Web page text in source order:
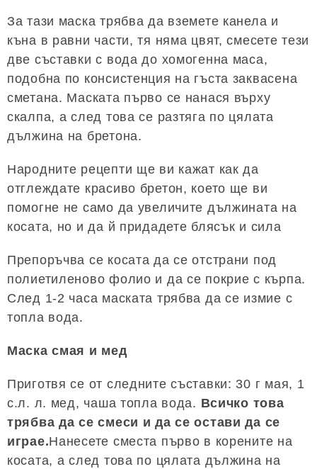
За тази маска трябва да вземете канела и
къна в равни части, тя няма цвят, смесете тези
две съставки с вода до хомогенна маса,
подобна по консистенция на гъста заквасена
сметана. Маската първо се нанася върху
скалпа, а след това се разтяга по цялата
дължина на бретона.
Народните рецепти ще ви кажат как да
отглеждате красиво бретон, което ще ви
помогне не само да увеличите дължината на
косата, но и да й придадете блясък и сила
Препоръчва се косата да се отстрани под
полиетиленово фолио и да се покрие с кърпа.
След 1-2 часа маската трябва да се измие с
топла вода.
Маска смая и мед
Приготвя се от следните съставки: 30 г мая, 1
с.л. л. мед, чаша топла вода. Всичко това
трябва да се смеси и да се остави да се
играе.Нанесете сместа първо в корените на
косата, а след това по цялата дължина на